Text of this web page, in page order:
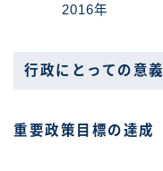
2016年
行政にとっての意義
重要政策目標の達成